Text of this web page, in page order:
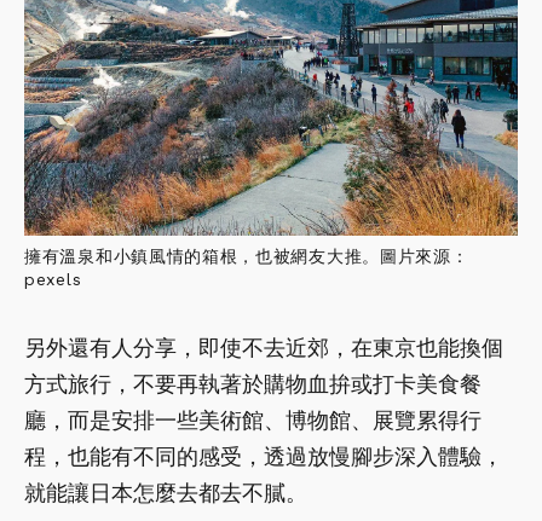
擁有溫泉和小鎮風情的箱根，也被網友大推。圖片來源：
pexels
另外還有人分享，即使不去近郊，在東京也能換個
方式旅行，不要再執著於購物血拚或打卡美食餐
廳，而是安排一些美術館、博物館、展覽累得行
程，也能有不同的感受，透過放慢腳步深入體驗，
就能讓日本怎麼去都去不膩。